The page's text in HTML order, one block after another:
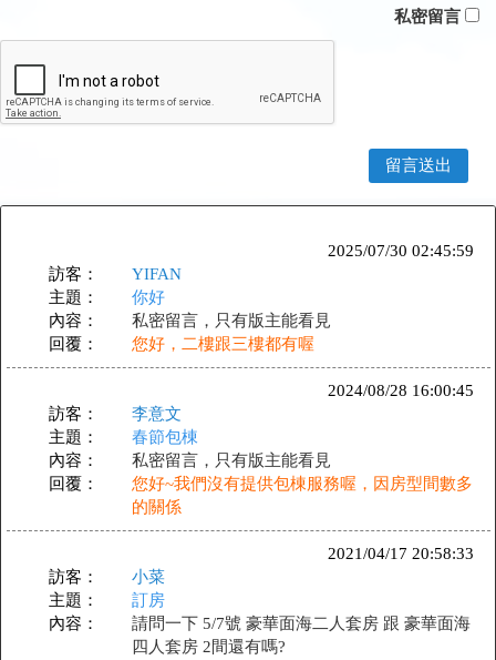
私密留言
2025/07/30 02:45:59
訪客：
YIFAN
主題：
你好
內容：
私密留言，只有版主能看見
回覆：
您好，二樓跟三樓都有喔
2024/08/28 16:00:45
訪客：
李意文
主題：
春節包棟
內容：
私密留言，只有版主能看見
回覆：
您好~我們沒有提供包棟服務喔，因房型間數多
的關係
2021/04/17 20:58:33
訪客：
小菜
主題：
訂房
內容：
請問一下 5/7號 豪華面海二人套房 跟 豪華面海
四人套房 2間還有嗎?